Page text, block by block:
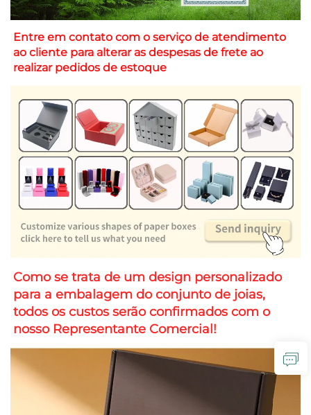
Entre em contato com o serviço de atendimento
ao cliente para alterar as despesas de frete ao
realizar pedidos de estoque
Como se trata de um design personalizado
para a embalagem do conjunto de joias,
todos os custos serão confirmados com o
nosso Representante Comercial!